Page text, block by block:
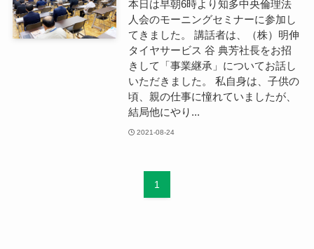
本日は早朝6時より知多中央倫理法
人会のモーニングセミナーに参加し
てきました。 講話者は、（株）明伸
タイヤサービス 谷 典芳社長をお招
きして「事業継承」についてお話し
いただきました。 私自身は、子供の
頃、親の仕事に憧れていましたが、
結局他にやり...
2021-08-24
1